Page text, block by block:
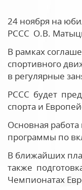
24 ноября на
РССС О.В.
В рамках
спортивного
в регулярные
РССС будет
спорта и
Основная
программы по
В ближайших
также
Чемпионатах